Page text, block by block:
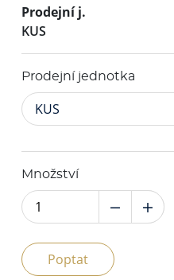
Prodejní j.
KUS
Prodejní jednotka
KUS
Množství
Poptat